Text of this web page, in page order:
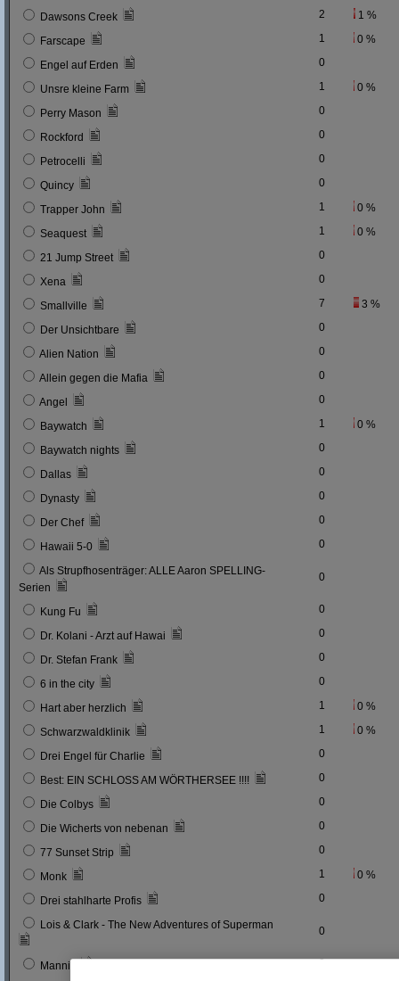
Dawsons Creek 2 1 %
Farscape 1 0 %
Engel auf Erden 0
Unsre kleine Farm 1 0 %
Perry Mason 0
Rockford 0
Petrocelli 0
Quincy 0
Trapper John 1 0 %
Seaquest 1 0 %
21 Jump Street 0
Xena 0
Smallville 7 3 %
Der Unsichtbare 0
Alien Nation 0
Allein gegen die Mafia 0
Angel 0
Baywatch 1 0 %
Baywatch nights 0
Dallas 0
Dynasty 0
Der Chef 0
Hawaii 5-0 0
Als Strupfhosenträger: ALLE Aaron SPELLING-
Serien
0
Kung Fu 0
Dr. Kolani - Arzt auf Hawai 0
Dr. Stefan Frank 0
6 in the city 0
Hart aber herzlich 1 0 %
Schwarzwaldklinik 1 0 %
Drei Engel für Charlie 0
Best: EIN SCHLOSS AM WÖRTHERSEE !!!! 0
Die Colbys 0
Die Wicherts von nebenan 0
77 Sunset Strip 0
Monk 1 0 %
Drei stahlharte Profis 0
Lois & Clark - The New Adventures of Superman 0
Mannix 0